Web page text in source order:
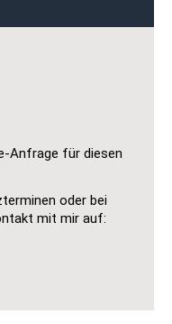
Anfrage für diesen
oder bei
mit mir auf: